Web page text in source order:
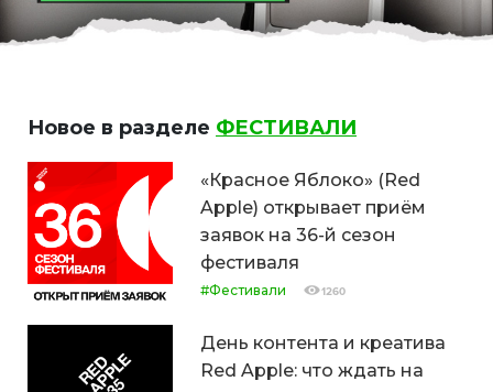
Новое в разделе ФЕСТИВАЛИ
«Красное Яблоко» (Red
Apple) открывает приём
заявок на 36-й сезон
фестиваля
#Фестивали 1260
День контента и креатива
Red Apple: что ждать на